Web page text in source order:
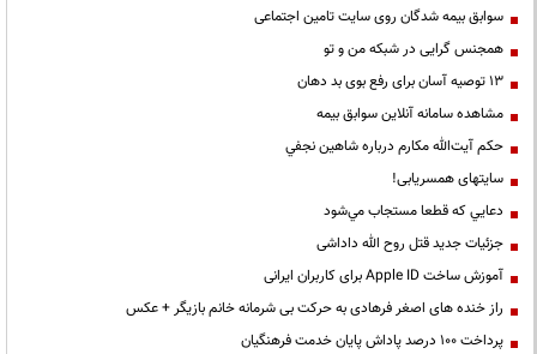
سوابق بیمه شدگان روی سایت تامین اجتماعی
همجنس گرایی در شبکه من و تو
13 توصیه آسان برای رفع بوی بد دهان
مشاهده سامانه آنلاين سوابق بیمه
حكم آيت‌الله مكارم درباره شاهين نجفي
سایتهای همسریابی!
دعايي كه قطعا مستجاب مي‌شود
جزئیات جدید قتل روح الله داداشی
آموزش ساخت Apple ID برای کاربران ایرانی
راز خنده های اصغر فرهادی به حرکت بی شرمانه خانم بازیگر + عکس
پرداخت ۱۰۰ درصد پاداش پایان خدمت فرهنگیان